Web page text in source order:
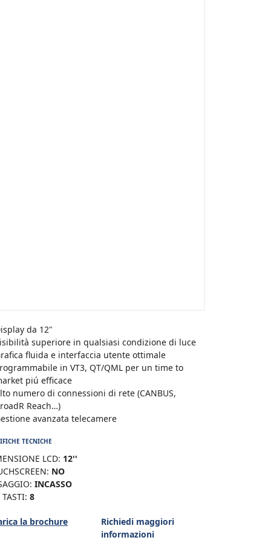
da 12"
superiore in qualsiasi condizione di luce
fluida e interfaccia utente ottimale
in VT3, QT/QML per un time to
piú efficace
numero di connessioni di rete (CANBUS,
Reach…)
avanzata telecamere
TECNICHE
LCD: 12''
NO
INCASSO
8
la brochure
Richiedi maggiori
informazioni